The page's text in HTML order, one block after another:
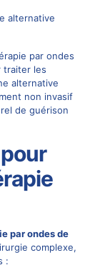
alternative
par ondes
traiter les
alternative
non invasif
de guérison
par ondes de
complexe,
: